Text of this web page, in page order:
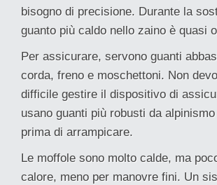
bisogno di precisione. Durante la
guanto più caldo nello zaino è quasi
Per assicurare, servono guanti
corda, freno e moschettoni. Non
difficile gestire il dispositivo di
usano guanti più robusti da
prima di arrampicare.
Le moffole sono molto calde, ma
calore, meno per manovre fini. Un